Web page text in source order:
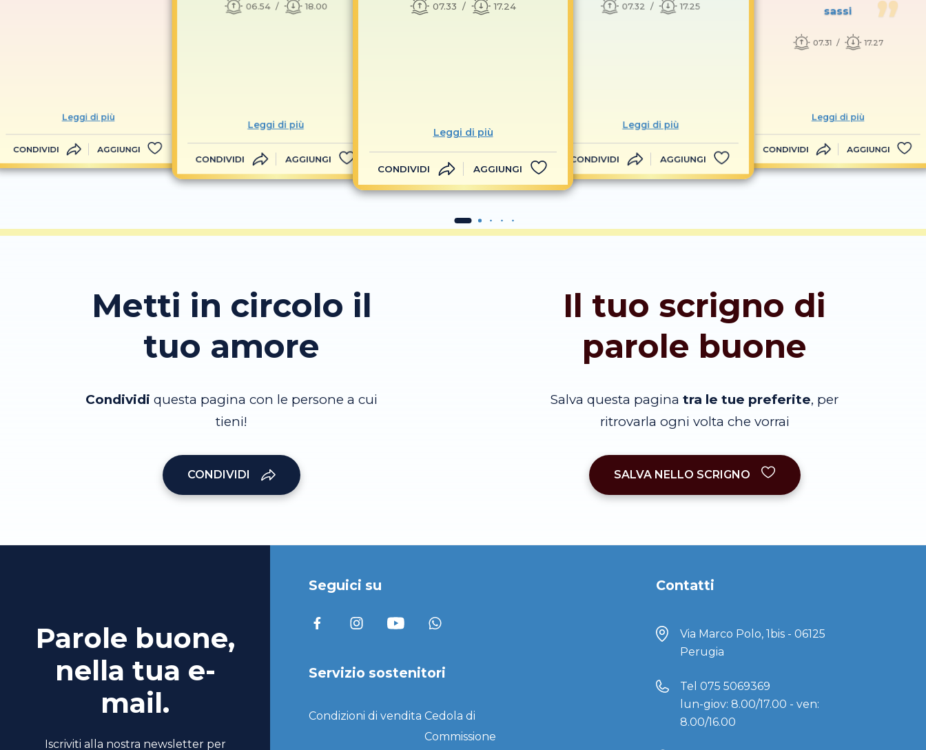
Leggi di più
CONDIVIDI AGGIUNGI
06.54 18.00
Leggi di più
CONDIVIDI AGGIUNGI
07.33 17.24
Leggi di più
CONDIVIDI AGGIUNGI
07.32 17.25
Leggi di più
CONDIVIDI AGGIUNGI
sassi
07.31 17.27
Leggi di più
CONDIVIDI AGGIUNGI
Metti in circolo il
tuo amore
Condividi questa pagina con le persone a cui
tieni!
CONDIVIDI
Il tuo scrigno di
parole buone
Salva questa pagina tra le tue preferite, per
ritrovarla ogni volta che vorrai
SALVA NELLO SCRIGNO
Parole buone,
nella tua e-
mail.
Iscriviti alla nostra newsletter per
Seguici su
Servizio sostenitori
Condizioni di vendita Cedola di
Commissione
Contatti
Via Marco Polo, 1bis - 06125
Perugia
Tel 075 5069369
lun-giov: 8.00/17.00 - ven:
8.00/16.00